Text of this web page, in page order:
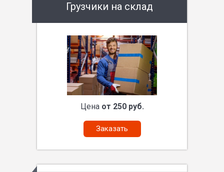
Грузчики на склад
Цена от 250 руб.
Заказать